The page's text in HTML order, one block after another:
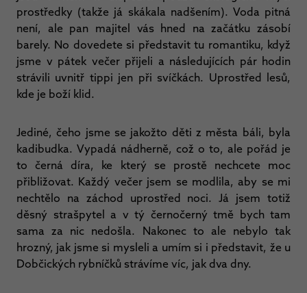
prostředky (takže já skákala nadšením). Voda pitná
není, ale pan majitel vás hned na začátku zásobí
barely. No dovedete si představit tu romantiku, když
jsme v pátek večer přijeli a následujících pár hodin
strávili uvnitř tippi jen při svíčkách. Uprostřed lesů,
kde je boží klid.
Jediné, čeho jsme se jakožto děti z města báli, byla
kadibudka. Vypadá nádherně, což o to, ale pořád je
to černá díra, ke který se prostě nechcete moc
přibližovat. Každý večer jsem se modlila, aby se mi
nechtělo na záchod uprostřed noci. Já jsem totiž
děsný strašpytel a v tý černočerný tmě bych tam
sama za nic nedošla. Nakonec to ale nebylo tak
hrozný, jak jsme si mysleli a umím si i představit, že u
Dobčických rybníčků strávíme víc, jak dva dny.